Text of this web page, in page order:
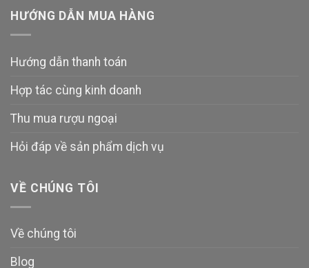
HƯỚNG DẪN MUA HÀNG
Hướng dẫn thanh toán
Hợp tác cùng kinh doanh
Thu mua rượu ngoại
Hỏi đáp về sản phẩm dịch vụ
VỀ CHÚNG TÔI
Về chúng tôi
Blog